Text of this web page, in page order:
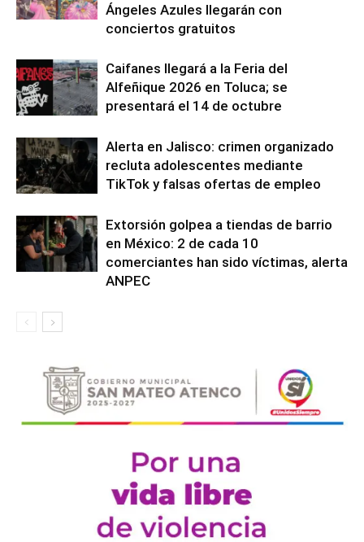
Ángeles Azules llegarán con
conciertos gratuitos
Caifanes llegará a la Feria del
Alfeñique 2026 en Toluca; se
presentará el 14 de octubre
Alerta en Jalisco: crimen organizado
recluta adolescentes mediante
TikTok y falsas ofertas de empleo
Extorsión golpea a tiendas de barrio
en México: 2 de cada 10
comerciantes han sido víctimas, alerta
ANPEC